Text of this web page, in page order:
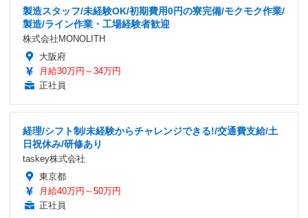
製造スタッフ/未経験OK/初期費用0円の寮完備/モクモク作業/
製造/ライン作業・工場経験者歓迎
株式会社MONOLITH
大阪府
月給30万円～34万円
正社員
経理/シフト制/未経験からチャレンジできる!/交通費支給/土
日祝休み/研修あり
taskey株式会社
東京都
月給40万円～50万円
正社員